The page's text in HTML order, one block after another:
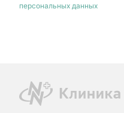
персональных данных